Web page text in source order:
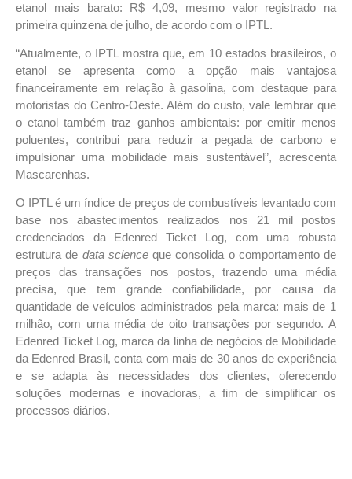
etanol mais barato: R$ 4,09, mesmo valor registrado na
primeira quinzena de julho, de acordo com o IPTL.
“Atualmente, o IPTL mostra que, em 10 estados brasileiros, o
etanol se apresenta como a opção mais vantajosa
financeiramente em relação à gasolina, com destaque para
motoristas do Centro-Oeste. Além do custo, vale lembrar que
o etanol também traz ganhos ambientais: por emitir menos
poluentes, contribui para reduzir a pegada de carbono e
impulsionar uma mobilidade mais sustentável”, acrescenta
Mascarenhas.
O IPTL é um índice de preços de combustíveis levantado com
base nos abastecimentos realizados nos 21 mil postos
credenciados da Edenred Ticket Log, com uma robusta
estrutura de data scienceque consolida o comportamento de
preços das transações nos postos, trazendo uma média
precisa, que tem grande confiabilidade, por causa da
quantidade de veículos administrados pela marca: mais de 1
milhão, com uma média de oito transações por segundo. A
Edenred Ticket Log, marca da linha de negócios de Mobilidade
da Edenred Brasil, conta com mais de 30 anos de experiência
e se adapta às necessidades dos clientes, oferecendo
soluções modernas e inovadoras, a fim de simplificar os
processos diários.